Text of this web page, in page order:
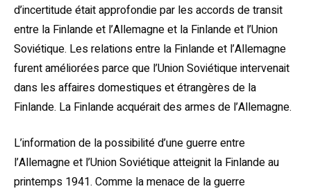
d’incertitude était approfondie par les accords de transit
entre la Finlande et l’Allemagne et la Finlande et l’Union
Soviétique. Les relations entre la Finlande et l’Allemagne
furent améliorées parce que l’Union Soviétique intervenait
dans les affaires domestiques et étrangères de la
Finlande. La Finlande acquérait des armes de l’Allemagne.
L’information de la possibilité d’une guerre entre
l’Allemagne et l’Union Soviétique atteignit la Finlande au
printemps 1941. Comme la menace de la guerre